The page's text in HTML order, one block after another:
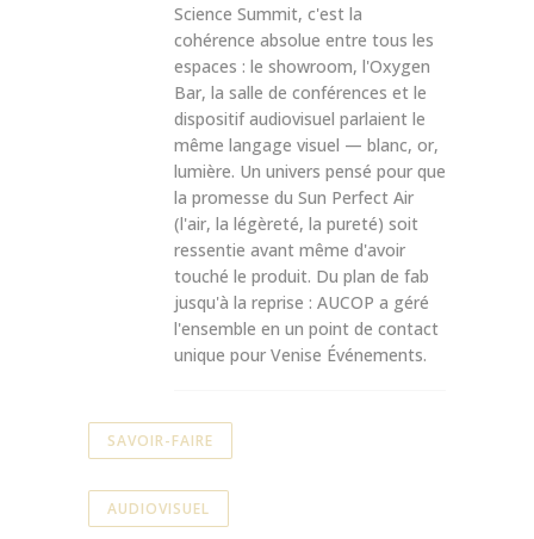
Science Summit, c'est la
cohérence absolue entre tous les
espaces : le showroom, l'Oxygen
Bar, la salle de conférences et le
dispositif audiovisuel parlaient le
même langage visuel — blanc, or,
lumière. Un univers pensé pour que
la promesse du Sun Perfect Air
(l'air, la légèreté, la pureté) soit
ressentie avant même d'avoir
touché le produit. Du plan de fab
jusqu'à la reprise : AUCOP a géré
l'ensemble en un point de contact
unique pour Venise Événements.
SAVOIR-FAIRE
AUDIOVISUEL